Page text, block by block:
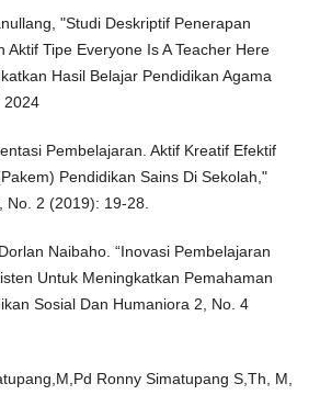
"Studi Deskriptif Penerapan
Aktif Tipe Everyone Is A Teacher Here
Hasil Belajar Pendidikan Agama
2024
Pembelajaran. Aktif Kreatif Efektif
Pendidikan Sains Di Sekolah,"
No. 2 (2019): 19-28.
Naibaho. “Inovasi Pembelajaran
Untuk Meningkatkan Pemahaman
Sosial Dan Humaniora 2, No. 4
Ronny Simatupang S,Th, M,